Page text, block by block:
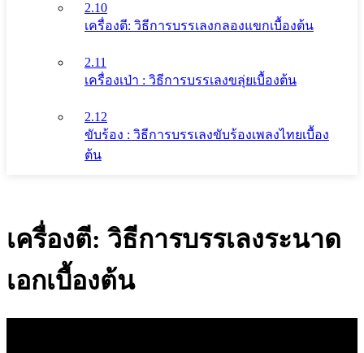
2.10
เครื่องตี: วิธีการบรรเลงกลองแขกเบื้องต้น
2.11
เครื่องเป่า : วิธีการบรรเลงขลุ่ยเบื้องต้น
2.12
ขับร้อง : วิธีการบรรเลงขับร้องเพลงไทยเบื้อง
ต้น
เครื่องตี: วิธีการบรรเลงระนาด
เอกเบื้องต้น